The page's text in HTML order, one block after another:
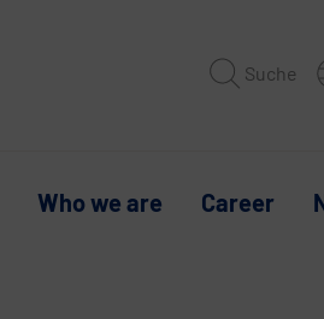
Suche
Who we are Career